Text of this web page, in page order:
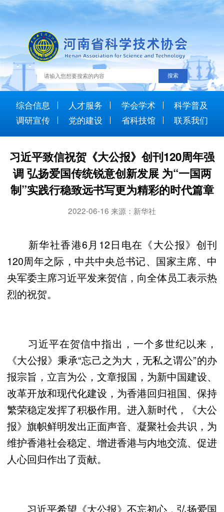
综合信息 人才服务 学会学术
科学普及
调研宣传
党的建设 省科技馆 联系我们
习近平致信祝贺《大公报》创刊120周年强
调 弘扬爱国传统锐意创新发展 为“一国两
制”实践行稳致远书写更为精彩的时代篇章
2022-06-16 来源：新华社
新华社香港6月12日电在《大公报》创刊
120周年之际，中共中央总书记、国家主席、中
央军委主席习近平发来贺信，向全体员工表示热
烈的祝贺。
习近平在贺信中指出，一个多世纪以来，
《大公报》秉承“忘己之为大，无私之谓公”的办
报宗旨，立言为公，文章报国，为新中国建设、
改革开放和现代化建设，为香港回归祖国、保持
繁荣稳定发挥了积极作用。进入新时代，《大公
报》旗帜鲜明发出正面声音、凝聚社会共识，为
维护香港社会稳定、增进香港与内地交流、促进
人心回归作出了贡献。
习近平希望《大公报》不忘初心，弘扬爱国